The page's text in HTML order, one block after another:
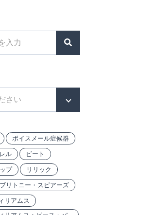
ボイスメール症候群
ル ビート
プ リリック
ブリトニー・スピアーズ
リアムス